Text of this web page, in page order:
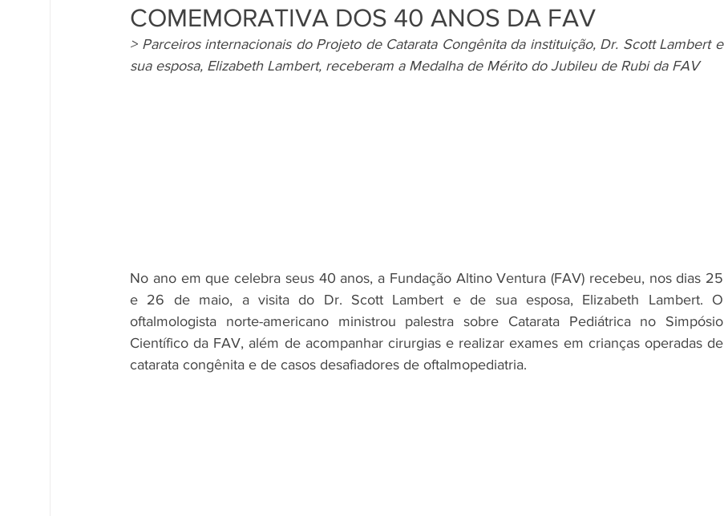
COMEMORATIVA DOS 40 ANOS DA FAV
> Parceiros internacionais do Projeto de Catarata Congênita da instituição, Dr. Scott Lambert e
sua esposa, Elizabeth Lambert, receberam a Medalha de Mérito do Jubileu de Rubi da FAV
No ano em que celebra seus 40 anos, a Fundação Altino Ventura (FAV) recebeu, nos dias 25
e 26 de maio, a visita do Dr. Scott Lambert e de sua esposa, Elizabeth Lambert. O
oftalmologista norte-americano ministrou palestra sobre Catarata Pediátrica no Simpósio
Científico da FAV, além de acompanhar cirurgias e realizar exames em crianças operadas de
catarata congênita e de casos desafiadores de oftalmopediatria.